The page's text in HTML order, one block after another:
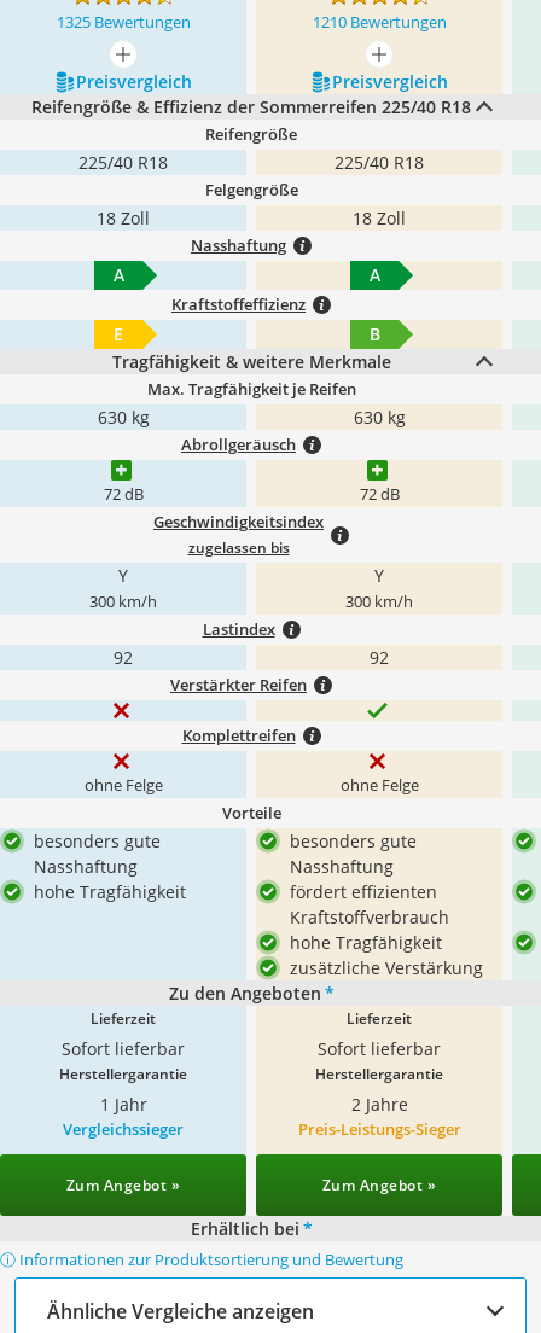
1325 Bewertungen 1210 Bewertungen
mehr anzeigen
mehr anzeigen
Preis­vergleich
Preis­vergleich
Reifengröße & Effizienz der Sommerreifen 225/40 R18
Reifengröße
225/40 R18 225/40 R18
Felgengröße
18 Zoll 18 Zoll
Nasshaftung
A A
Kraftstoffeffizienz
E
B
Tragfähigkeit & weitere Merkmale
Max. Tragfähigkeit je Reifen
630 kg 630 kg
Abrollgeräusch
72 dB 72 dB
Geschwindigkeitsindex
zugelassen bis
Y
300 km/h
Y
300 km/h
Lastindex
92 92
Verstärkter Reifen
Komplettreifen
ohne Felge ohne Felge
Vorteile
besonders gute
Nasshaftung
hohe Tragfähigkeit
besonders gute
Nasshaftung
fördert effizienten
Kraftstoffverbrauch
hohe Tragfähigkeit
zusätzliche Verstärkung
Zu den Angeboten *
Lieferzeit
Sofort lieferbar
Lieferzeit
Sofort lieferbar
Herstellergarantie
1 Jahr
Herstellergarantie
2 Jahre
Vergleichssieger
Zum Angebot »
Preis-Leistungs-Sieger
Zum Angebot »
Erhältlich bei *
ⓘ Informationen zur Produktsortierung und Bewertung
Ähnliche Vergleiche anzeigen